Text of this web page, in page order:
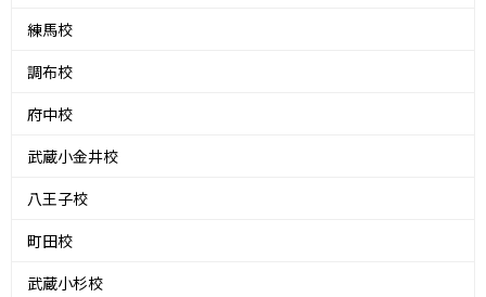
練馬校
調布校
府中校
武蔵小金井校
八王子校
町田校
武蔵小杉校